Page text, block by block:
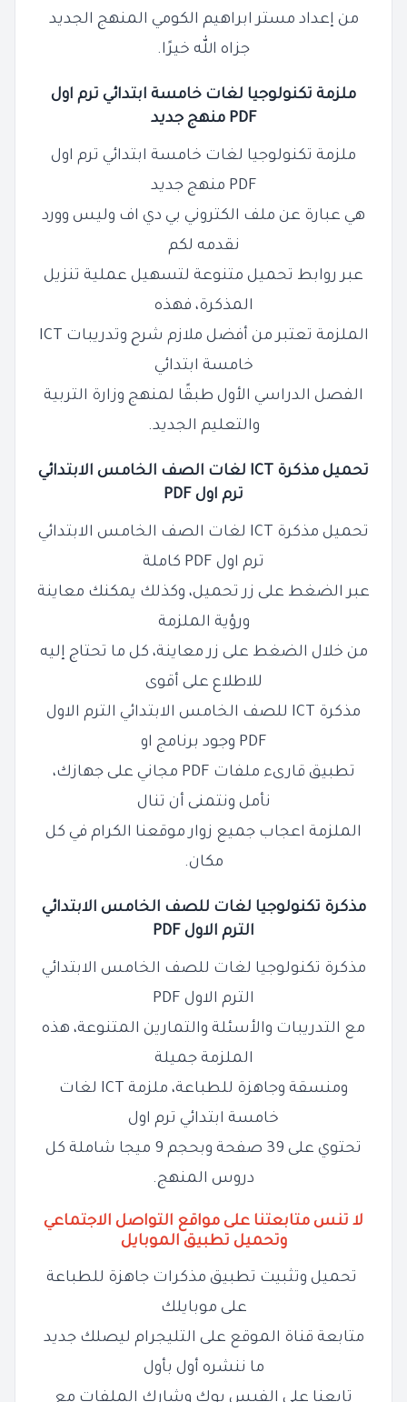
من إعداد مستر ابراهيم الكومي المنهج الجديد
جزاه الله خيرًا.
ملزمة تكنولوجيا لغات خامسة ابتدائي ترم اول
PDF منهج جديد
ملزمة تكنولوجيا لغات خامسة ابتدائي ترم اول
PDF منهج جديد
هي عبارة عن ملف الكتروني بي دي اف وليس وورد
نقدمه لكم
عبر روابط تحميل متنوعة لتسهيل عملية تنزيل
المذكرة، فهذه
الملزمة تعتبر من أفضل ملازم شرح وتدريبات ICT
خامسة ابتدائي
الفصل الدراسي الأول طبقًا لمنهج وزارة التربية
والتعليم الجديد.
تحميل مذكرة ICT لغات الصف الخامس الابتدائي
ترم اول PDF
تحميل مذكرة ICT لغات الصف الخامس الابتدائي
ترم اول PDF كاملة
عبر الضغط على زر تحميل، وكذلك يمكنك معاينة
ورؤية الملزمة
من خلال الضغط على زر معاينة، كل ما تحتاج إليه
للاطلاع على أقوى
مذكرة ICT للصف الخامس الابتدائي الترم الاول
PDF وجود برنامج او
تطبيق قارىء ملفات PDF مجاني على جهازك،
نأمل ونتمنى أن تنال
الملزمة اعجاب جميع زوار موقعنا الكرام في كل
مكان.
مذكرة تكنولوجيا لغات للصف الخامس الابتدائي
الترم الاول PDF
مذكرة تكنولوجيا لغات للصف الخامس الابتدائي
الترم الاول PDF
مع التدريبات والأسئلة والتمارين المتنوعة، هذه
الملزمة جميلة
ومنسقة وجاهزة للطباعة، ملزمة ICT لغات
خامسة ابتدائي ترم اول
تحتوي على 39 صفحة وبحجم 9 ميجا شاملة كل
دروس المنهج.
لا تنس متابعتنا على مواقع التواصل الاجتماعي
وتحميل تطبيق الموبايل
تحميل وتثبيت تطبيق مذكرات جاهزة للطباعة
على موبايلك
متابعة قناة الموقع على التليجرام ليصلك جديد
ما ننشره أول بأول